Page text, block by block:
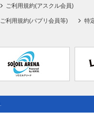
ご利用規約(アスクル会員)
ご利用規約(パプリ会員等) 特